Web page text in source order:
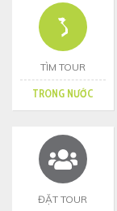
TÌM TOUR
TRONG NƯỚC
ĐẶT TOUR